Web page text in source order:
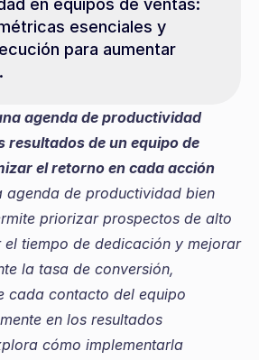
en equipos de ventas:
esenciales y
para aumentar
agenda de productividad
de un equipo de
el retorno en cada acción
agenda de productividad bien
priorizar prospectos de alto
tiempo de dedicación y mejorar
la tasa de conversión,
cada contacto del equipo
en los resultados
cómo implementarla